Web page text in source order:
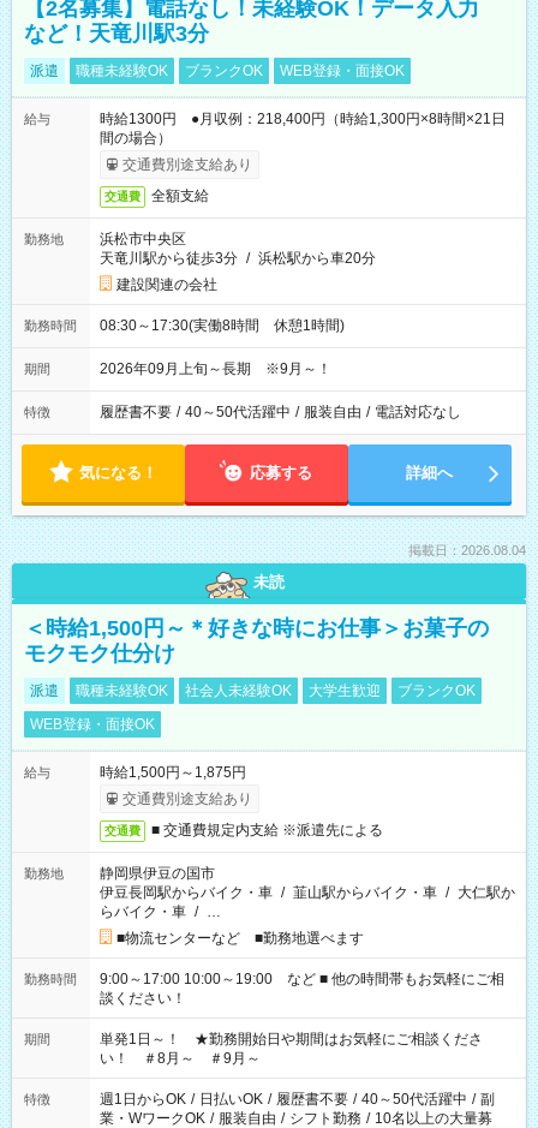
【2名募集】電話なし！未経験OK！データ入力
など！天竜川駅3分
派遣 職種未経験OK ブランクOK WEB登録・面接OK
給与
時給1300円 ●月収例：218,400円（時給1,300円×8時間×21日
間の場合）
交通費別途支給あり
交通費 全額支給
勤務地
浜松市中央区
天竜川駅から徒歩3分 / 浜松駅から車20分
建設関連の会社
勤務時間 08:30～17:30(実働8時間 休憩1時間)
期間 2026年09月上旬～長期 ※9月～！
特徴 履歴書不要 / 40～50代活躍中 / 服装自由 / 電話対応なし
気になる！ 応募する 詳細へ
掲載日：2026.08.04
未読
＜時給1,500円～＊好きな時にお仕事＞お菓子の
モクモク仕分け
派遣 職種未経験OK 社会人未経験OK 大学生歓迎
ブランクOK
WEB登録・面接OK
給与
時給1,500円～1,875円
交通費別途支給あり
交通費 ■ 交通費規定内支給 ※派遣先による
勤務地
静岡県伊豆の国市
伊豆長岡駅からバイク・車 / 韮山駅からバイク・車 / 大仁駅か
らバイク・車 / …
■物流センターなど ■勤務地選べます
勤務時間
9:00～17:00 10:00～19:00 など ■ 他の時間帯もお気軽にご相
談ください！
期間
単発1日～！ ★勤務開始日や期間はお気軽にご相談くださ
い！ ＃8月～ ＃9月～
特徴 週1日からOK / 日払いOK / 履歴書不要 / 40～50代活躍中 / 副
業・WワークOK / 服装自由 / シフト勤務 / 10名以上の大量募